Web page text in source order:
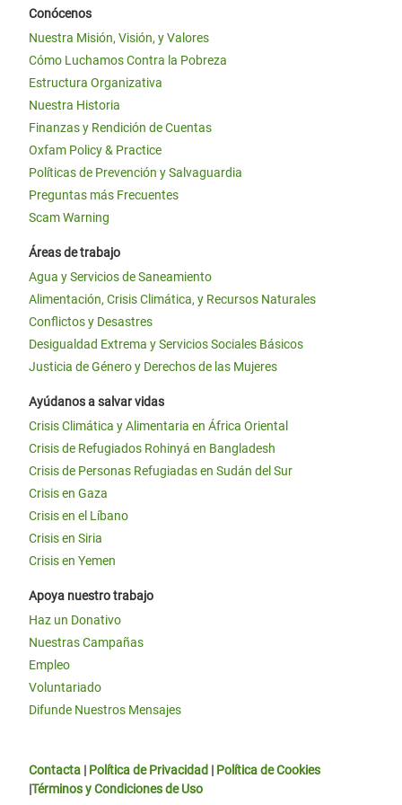
Conócenos
Nuestra Misión, Visión, y Valores
Cómo Luchamos Contra la Pobreza
Estructura Organizativa
Nuestra Historia
Finanzas y Rendición de Cuentas
Oxfam Policy & Practice
Políticas de Prevención y Salvaguardia
Preguntas más Frecuentes
Scam Warning
Áreas de trabajo
Agua y Servicios de Saneamiento
Alimentación, Crisis Climática, y Recursos Naturales
Conflictos y Desastres
Desigualdad Extrema y Servicios Sociales Básicos
Justicia de Género y Derechos de las Mujeres
Ayúdanos a salvar vidas
Crisis Climática y Alimentaria en África Oriental
Crisis de Refugiados Rohinyá en Bangladesh
Crisis de Personas Refugiadas en Sudán del Sur
Crisis en Gaza
Crisis en el Líbano
Crisis en Siria
Crisis en Yemen
Apoya nuestro trabajo
Haz un Donativo
Nuestras Campañas
Empleo
Voluntariado
Difunde Nuestros Mensajes
Contacta | Política de Privacidad | Política de Cookies
|Términos y Condiciones de Uso